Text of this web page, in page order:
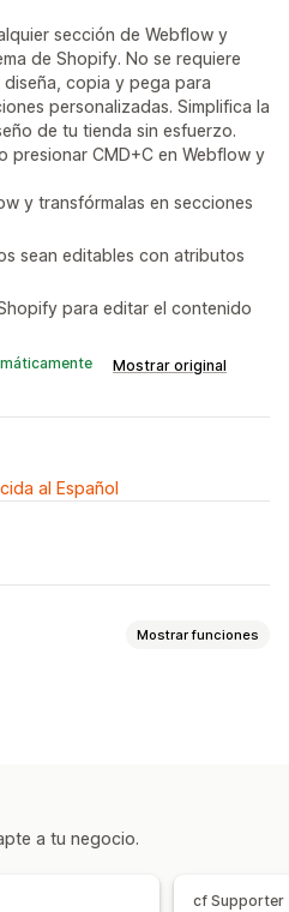
sección de Webflow y
de Shopify. No se requiere
copia y pega para
personalizadas. Simplifica la
de tu tienda sin esfuerzo.
presionar CMD+C en Webflow y
y transfórmalas en secciones
sean editables con atributos
para editar el contenido
Mostrar original
al Español
Mostrar funciones
a tu negocio.
cf Supporter